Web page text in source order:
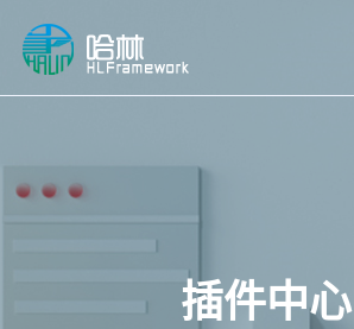
插件中心